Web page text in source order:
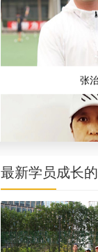
张
杨
最新学员成长